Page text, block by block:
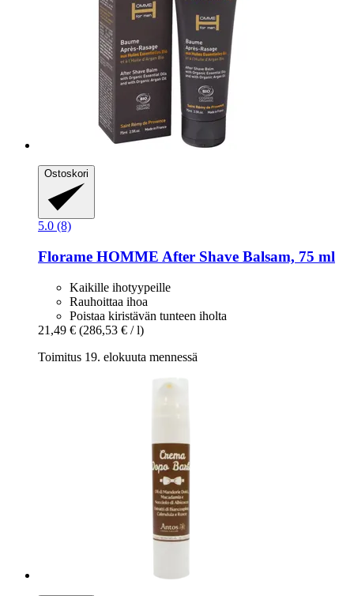
Ostoskori
5.0 (8)
Florame HOMME After Shave Balsam, 75 ml
Kaikille ihotyypeille
Rauhoittaa ihoa
Poistaa kiristävän tunteen iholta
21,49 € (286,53 € / l)
Toimitus 19. elokuuta mennessä